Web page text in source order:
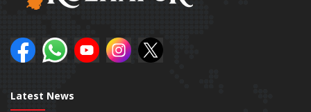
Latest News